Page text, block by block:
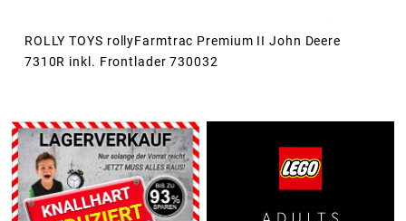
ROLLY TOYS rollyFarmtrac Premium II John Deere
7310R inkl. Frontlader 730032